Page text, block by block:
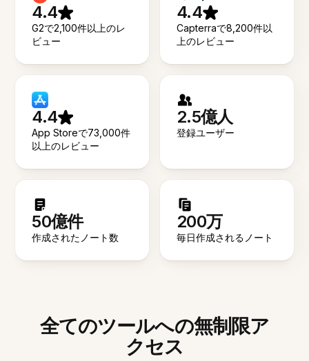
4.4
G2で2,100件以上のレ
ビュー
4.4
Capterraで8,200件以
上のレビュー
4.4
App Storeで73,000件
以上のレビュー
2.5億人
登録ユーザー
50億件
作成されたノート数
200万
毎日作成されるノート
全てのツールへの無制限ア
クセス